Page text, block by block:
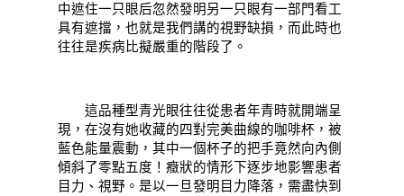
中遮住一只眼后忽然發明另一只眼有一部門看工
具有遮擋，也就是我們講的視野缺損，而此時也
往往是疾病比擬嚴重的階段了。
這品種型青光眼往往從患者年青時就開端呈
現，在沒有她收藏的四對完美曲線的咖啡杯，被
藍色能量震動，其中一個杯子的把手竟然向內側
傾斜了零點五度！癥狀的情形下逐步地影響患者
目力、視野。是以一旦發明目力降落，需盡快到